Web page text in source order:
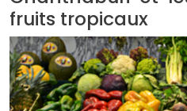
fruits tropicaux